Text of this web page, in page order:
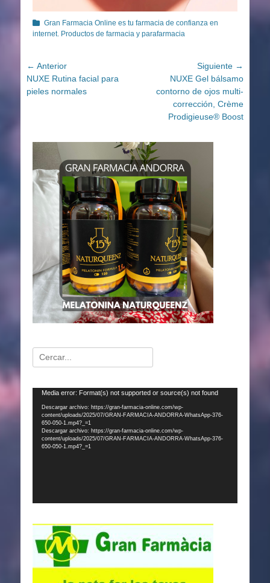
Categorías
Gran Farmacia Online es tu farmacia de confianza en
internet. Productos de farmacia y parafarmacia
Navegación
de
entradas
← Anterior
Entrada
anterior:
NUXE Rutina facial para
pieles normales
Siguiente →
siguiente:
NUXE Gel bálsamo
contorno de ojos multi-
corrección, Crème
Prodigieuse® Boost
Buscar:
Reproductor
vídeo
Media error: Format(s) not supported or source(s) not found
Descargar archivo: https://gran-farmacia-online.com/wp-
content/uploads/2025/07/GRAN-FARMACIA-ANDORRA-WhatsApp-376-
650-050-1.mp4?_=1
Descargar archivo: https://gran-farmacia-online.com/wp-
content/uploads/2025/07/GRAN-FARMACIA-ANDORRA-WhatsApp-376-
650-050-1.mp4?_=1